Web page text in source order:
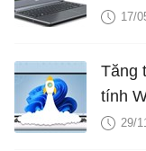
17/
Tăng
tính
29/11